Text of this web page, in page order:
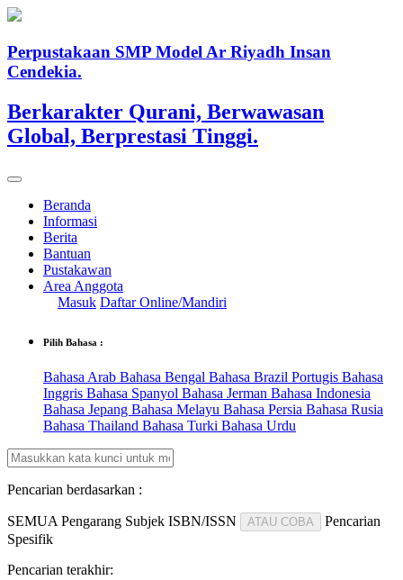
Perpustakaan SMP Model Ar Riyadh Insan
Cendekia.
Berkarakter Qurani, Berwawasan
Global, Berprestasi Tinggi.
Beranda
Informasi
Berita
Bantuan
Pustakawan
Area Anggota
Masuk Daftar Online/Mandiri
Pilih Bahasa :
Bahasa Arab Bahasa Bengal Bahasa Brazil Portugis Bahasa
Inggris Bahasa Spanyol Bahasa Jerman Bahasa Indonesia
Bahasa Jepang Bahasa Melayu Bahasa Persia Bahasa Rusia
Bahasa Thailand Bahasa Turki Bahasa Urdu
Pencarian berdasarkan :
SEMUA Pengarang Subjek ISBN/ISSN ATAU COBA
Pencarian
Spesifik
Pencarian terakhir: